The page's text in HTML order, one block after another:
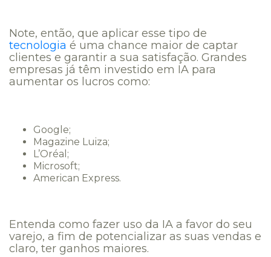
Note, então, que aplicar esse tipo de
tecnologia é uma chance maior de captar
clientes e garantir a sua satisfação. Grandes
empresas já têm investido em IA para
aumentar os lucros como:
Google;
Magazine Luiza;
L’Oréal;
Microsoft;
American Express.
Entenda como fazer uso da IA a favor do seu
varejo, a fim de potencializar as suas vendas e
claro, ter ganhos maiores.